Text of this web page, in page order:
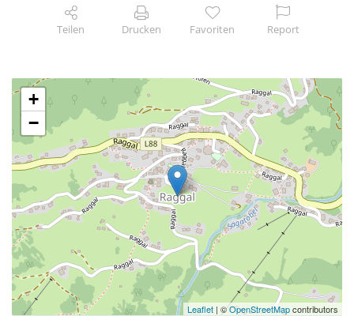
Teilen Drucken Favoriten Report
+
−
Leaflet | ©OpenStreetMapcontributors